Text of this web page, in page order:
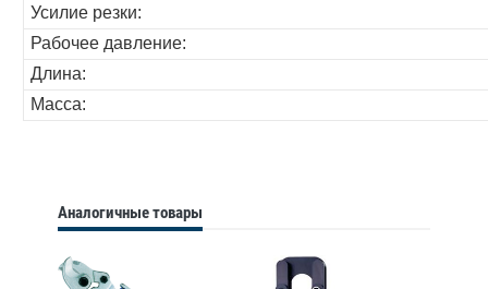
Усилие резки:
Рабочее давление:
Длина:
Масса:
Аналогичные товары